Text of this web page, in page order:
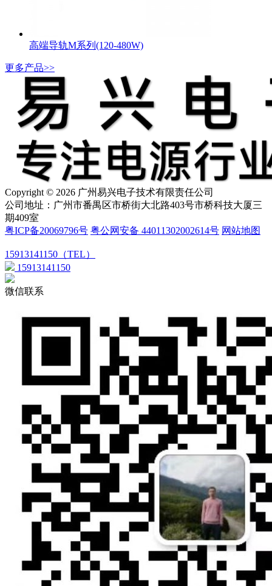
高端导轨M系列(120-480W)
更多产品>>
Copyright © 2026 广州易兴电子技术有限责任公司
公司地址：广州市番禺区市桥街大北路403号市桥科技大厦三
期409室
粤ICP备20069796号 粤公网安备 44011302002614号 网站地图
15913141150（TEL）
15913141150
微信联系